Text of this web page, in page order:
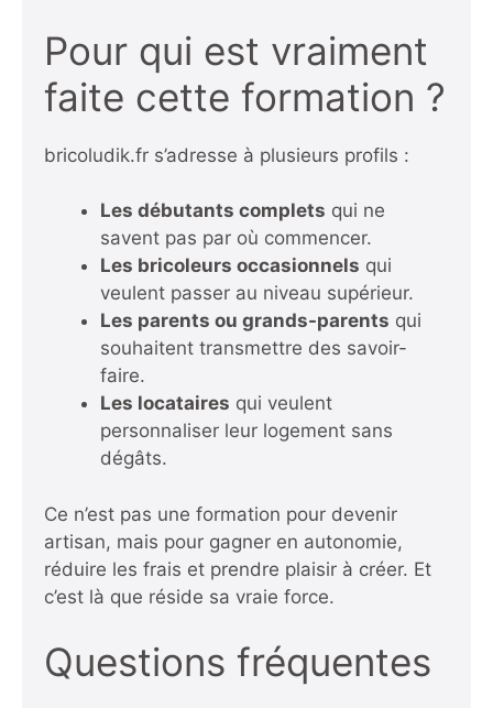
Pour qui est vraiment
faite cette formation ?
bricoludik.fr s’adresse à plusieurs profils :
Les débutants complets qui ne
savent pas par où commencer.
Les bricoleurs occasionnels qui
veulent passer au niveau supérieur.
Les parents ou grands-parents qui
souhaitent transmettre des savoir-
faire.
Les locataires qui veulent
personnaliser leur logement sans
dégâts.
Ce n’est pas une formation pour devenir
artisan, mais pour gagner en autonomie,
réduire les frais et prendre plaisir à créer. Et
c’est là que réside sa vraie force.
Questions fréquentes